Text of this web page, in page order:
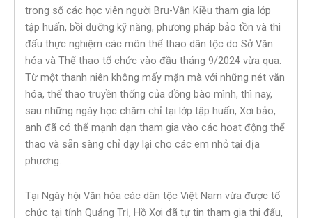
trong số các học viên người Bru-Vân Kiều tham gia lớp
tập huấn, bồi dưỡng kỹ năng, phương pháp bảo tồn và thi
đấu thực nghiệm các môn thể thao dân tộc do Sở Văn
hóa và Thể thao tổ chức vào đầu tháng 9/2024 vừa qua.
Từ một thanh niên không mấy mặn mà với những nét văn
hóa, thể thao truyền thống của đồng bào mình, thì nay,
sau những ngày học chăm chỉ tại lớp tập huấn, Xơi bảo,
anh đã có thể mạnh dạn tham gia vào các hoạt động thể
thao và sẵn sàng chỉ dạy lại cho các em nhỏ tại địa
phương.
Tại Ngày hội Văn hóa các dân tộc Việt Nam vừa được tổ
chức tại tỉnh Quảng Trị, Hồ Xơi đã tự tin tham gia thi đấu,